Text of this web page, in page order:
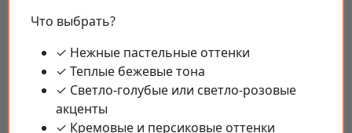
Что выбрать?
✓ Нежные пастельные оттенки
✓ Теплые бежевые тона
✓ Светло-голубые или светло-розовые
акценты
✓ Кремовые и персиковые оттенки